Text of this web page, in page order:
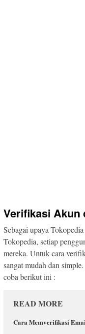
Verifikasi Akun
Sebagai upaya
Tokopedia, setiap
mereka. Untuk cara
sangat mudah dan
coba berikut ini :
READ MORE
Cara Memverifikasi